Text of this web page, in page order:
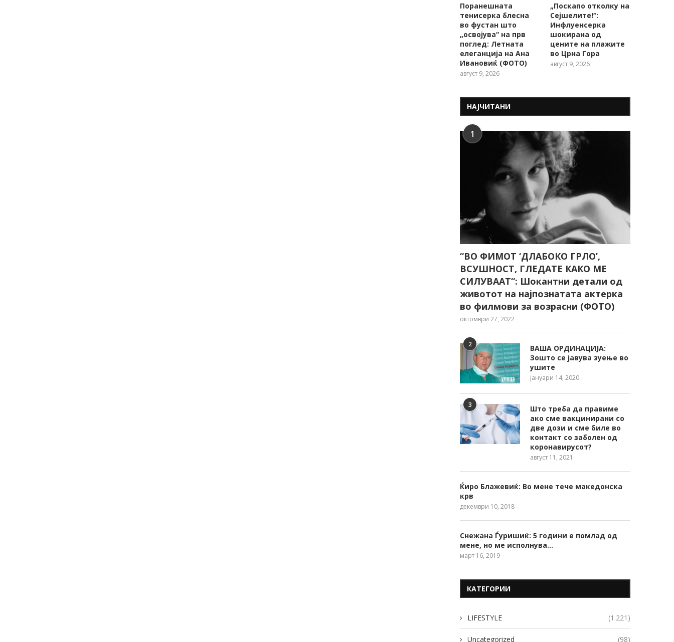
Поранешната
тенисерка блесна
во фустан што
„освојува“ на прв
поглед: Летната
елеганција на Ана
Ивановиќ (ФОТО)
август 9, 2026
„Поскапо отколку на
Сејшелите!“:
Инфлуенсерка
шокирана од
цените на плажите
во Црна Гора
август 9, 2026
НАЈЧИТАНИ
1
“ВО ФИМОТ ‘ДЛАБОКО ГРЛО’,
ВСУШНОСТ, ГЛЕДАТЕ КАКО МЕ
СИЛУВААТ“: Шокантни детали од
животот на најпознатата актерка
во филмови за возрасни (ФОТО)
октомври 27, 2022
2
ВАША ОРДИНАЦИЈА:
Зошто се јавува зуење во
ушите
јануари 14, 2020
3
Што треба да правиме
ако сме вакцинирани со
две дози и сме биле во
контакт со заболен од
коронавирусот?
август 11, 2021
Ќиро Блажевиќ: Во мене тече македонска
крв
декември 10, 2018
Снежана Ѓуришиќ: 5 години е помлад од
мене, но ме исполнува…
март 16, 2019
КАТЕГОРИИ
LIFESTYLE (1.221)
Uncategorized (98)